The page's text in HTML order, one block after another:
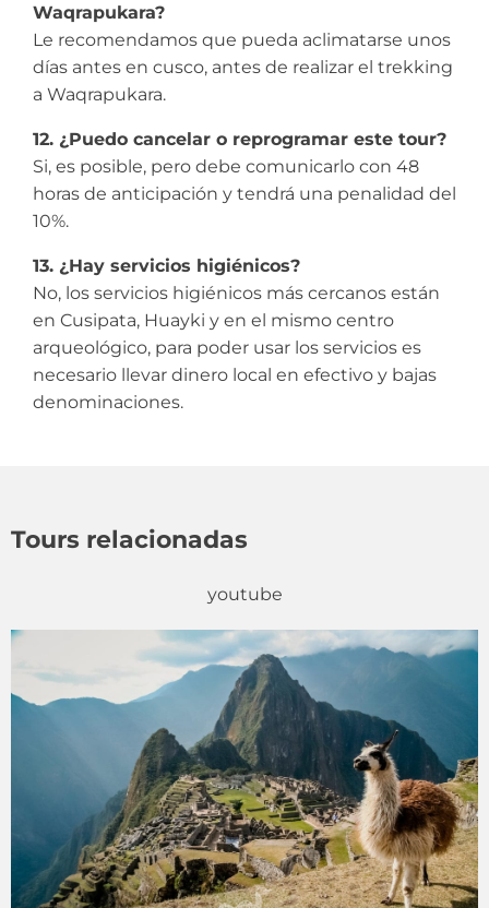
Waqrapukara?
Le recomendamos que pueda aclimatarse unos
días antes en cusco, antes de realizar el trekking
a Waqrapukara.
12. ¿Puedo cancelar o reprogramar este tour?
Si, es posible, pero debe comunicarlo con 48
horas de anticipación y tendrá una penalidad del
10%.
13. ¿Hay servicios higiénicos?
No, los servicios higiénicos más cercanos están
en Cusipata, Huayki y en el mismo centro
arqueológico, para poder usar los servicios es
necesario llevar dinero local en efectivo y bajas
denominaciones.
Tours relacionadas
youtube